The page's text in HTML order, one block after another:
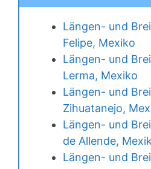
Längen- und
Felipe, Mexiko
Längen- und
Lerma, Mexiko
Längen- und
Zihuatanejo,
Längen- und
de Allende,
Längen- und